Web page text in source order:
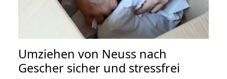
Umziehen von Neuss nach
Gescher sicher und stressfrei